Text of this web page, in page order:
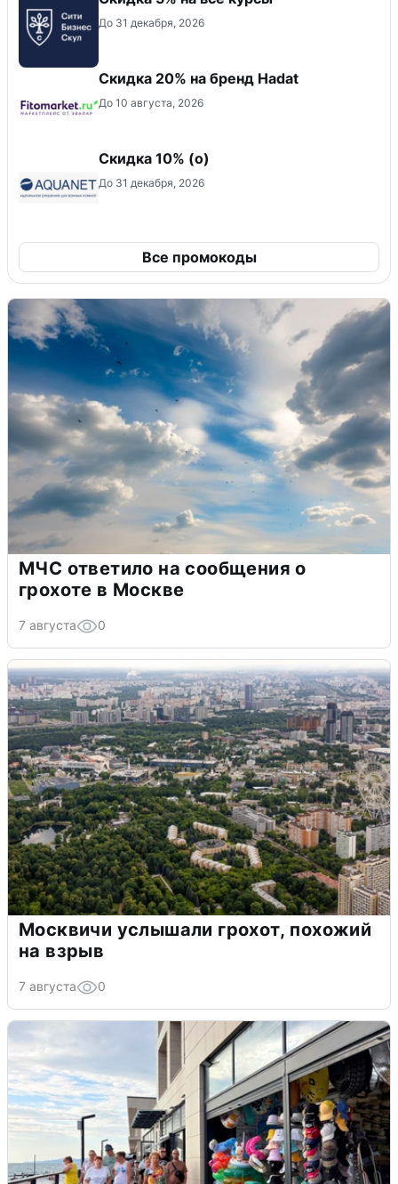
До 31 декабря, 2026
Скидка 20% на бренд Hadat
До 10 августа, 2026
Скидка 10% (о)
До 31 декабря, 2026
Все промокоды
МЧС ответило на сообщения о
грохоте в Москве
7 августа 0
Москвичи услышали грохот, похожий
на взрыв
7 августа 0